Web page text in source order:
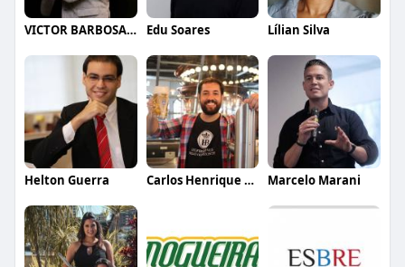
VICTOR BARBOSA QUARANTA Edu Soares Lílian Silva
Helton Guerra Carlos Henrique de Faria Vasconcelos Marcelo Marani